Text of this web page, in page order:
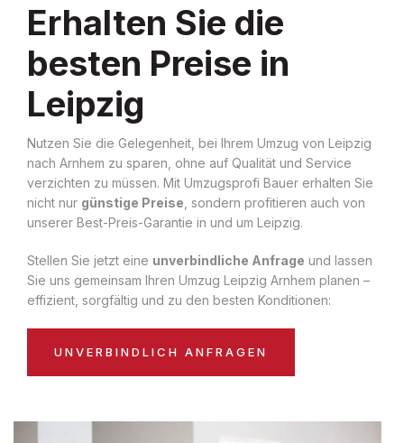
Erhalten Sie die
besten Preise in
Leipzig
Nutzen Sie die Gelegenheit, bei Ihrem Umzug von Leipzig
nach Arnhem zu sparen, ohne auf Qualität und Service
verzichten zu müssen. Mit Umzugsprofi Bauer erhalten Sie
nicht nur günstige Preise , sondern profitieren auch von
unserer Best-Preis-Garantie in und um Leipzig.
Stellen Sie jetzt eine unverbindliche Anfrage und lassen
Sie uns gemeinsam Ihren Umzug Leipzig Arnhem planen –
effizient, sorgfältig und zu den besten Konditionen:
UNVERBINDLICH ANFRAGEN